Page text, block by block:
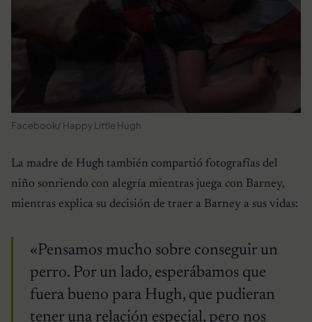
Facebook/ Happy Little Hugh
La madre de Hugh también compartió fotografías del
niño sonriendo con alegría mientras juega con Barney,
mientras explica su decisión de traer a Barney a sus vidas:
«Pensamos mucho sobre conseguir un
perro. Por un lado, esperábamos que
fuera bueno para Hugh, que pudieran
tener una relación especial, pero nos